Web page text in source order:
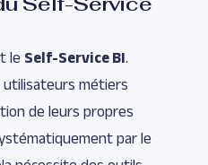
le Self-Service BI.
utilisateurs métiers
de leurs propres
par le